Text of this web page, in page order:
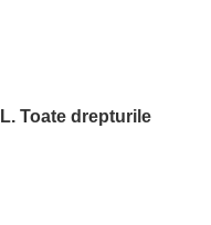
Toate drepturile